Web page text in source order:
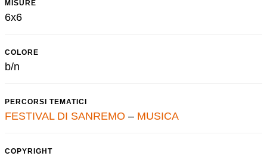
MISURE
6x6
COLORE
b/n
PERCORSI TEMATICI
FESTIVAL DI SANREMO – MUSICA
COPYRIGHT